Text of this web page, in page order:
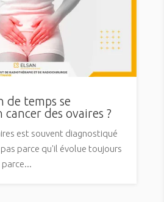
de temps se
des ovaires ?
est souvent diagnostiqué
parce qu'il évolue toujours